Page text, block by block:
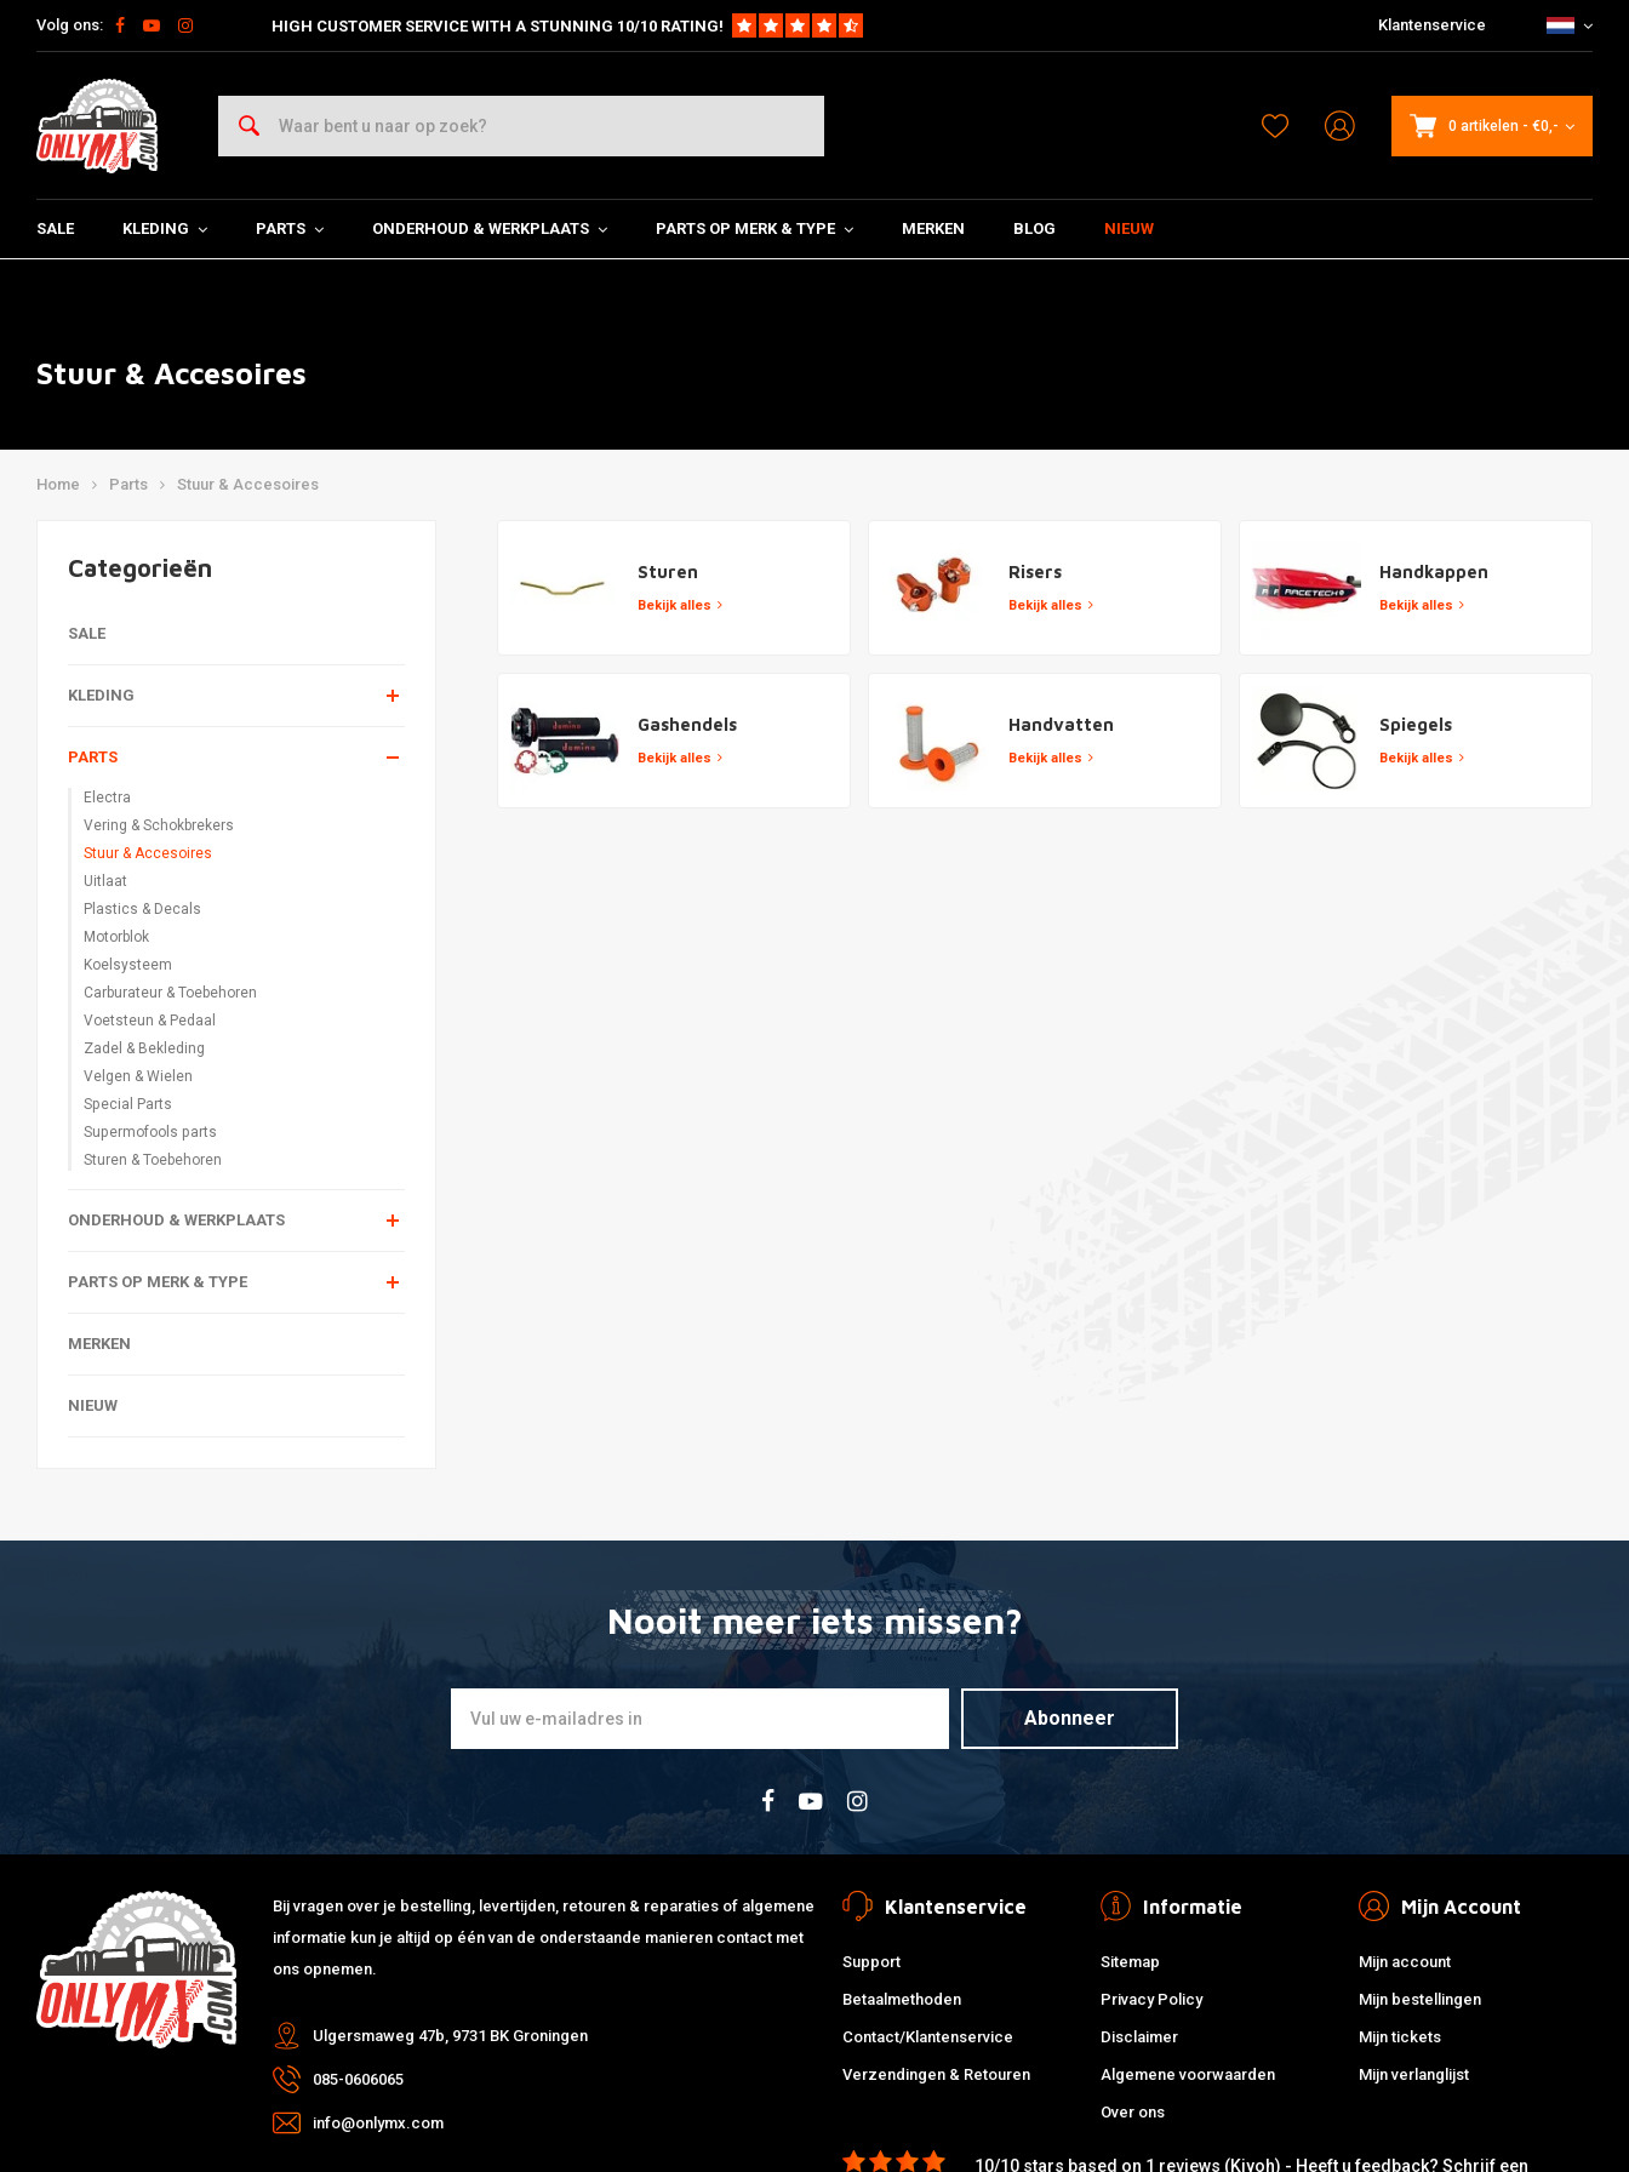
Volg ons: HIGH CUSTOMER SERVICE WITH A STUNNING 10/10 RATING! Klantenservice
0 artikelen - €0,-
SALE KLEDING PARTS ONDERHOUD & WERKPLAATS PARTS OP MERK & TYPE MERKEN BLOG NIEUW
Stuur & Accesoires
Home Parts Stuur & Accesoires
Categorieën
SALE
KLEDING
PARTS
Electra
Vering & Schokbrekers
Stuur & Accesoires
Uitlaat
Plastics & Decals
Motorblok
Koelsysteem
Carburateur & Toebehoren
Voetsteun & Pedaal
Zadel & Bekleding
Velgen & Wielen
Special Parts
Supermofools parts
Sturen & Toebehoren
ONDERHOUD & WERKPLAATS
PARTS OP MERK & TYPE
MERKEN
NIEUW
Sturen
Bekijk alles
Risers
Bekijk alles
Handkappen
Bekijk alles
Gashendels
Bekijk alles
Handvatten
Bekijk alles
Spiegels
Bekijk alles
Nooit meer iets missen?
Abonneer
Bij vragen over je bestelling, levertijden, retouren & reparaties of algemene
informatie kun je altijd op één van de onderstaande manieren contact met
ons opnemen.
Ulgersmaweg 47b, 9731 BK Groningen
085-0606065
info@onlymx.com
Klantenservice
Support
Betaalmethoden
Contact/Klantenservice
Verzendingen & Retouren
Informatie
Sitemap
Privacy Policy
Disclaimer
Algemene voorwaarden
Over ons
Mijn Account
Mijn account
Mijn bestellingen
Mijn tickets
Mijn verlanglijst
10/10 stars based on 1 reviews (Kiyoh) - Heeft u feedback?Schrijf een